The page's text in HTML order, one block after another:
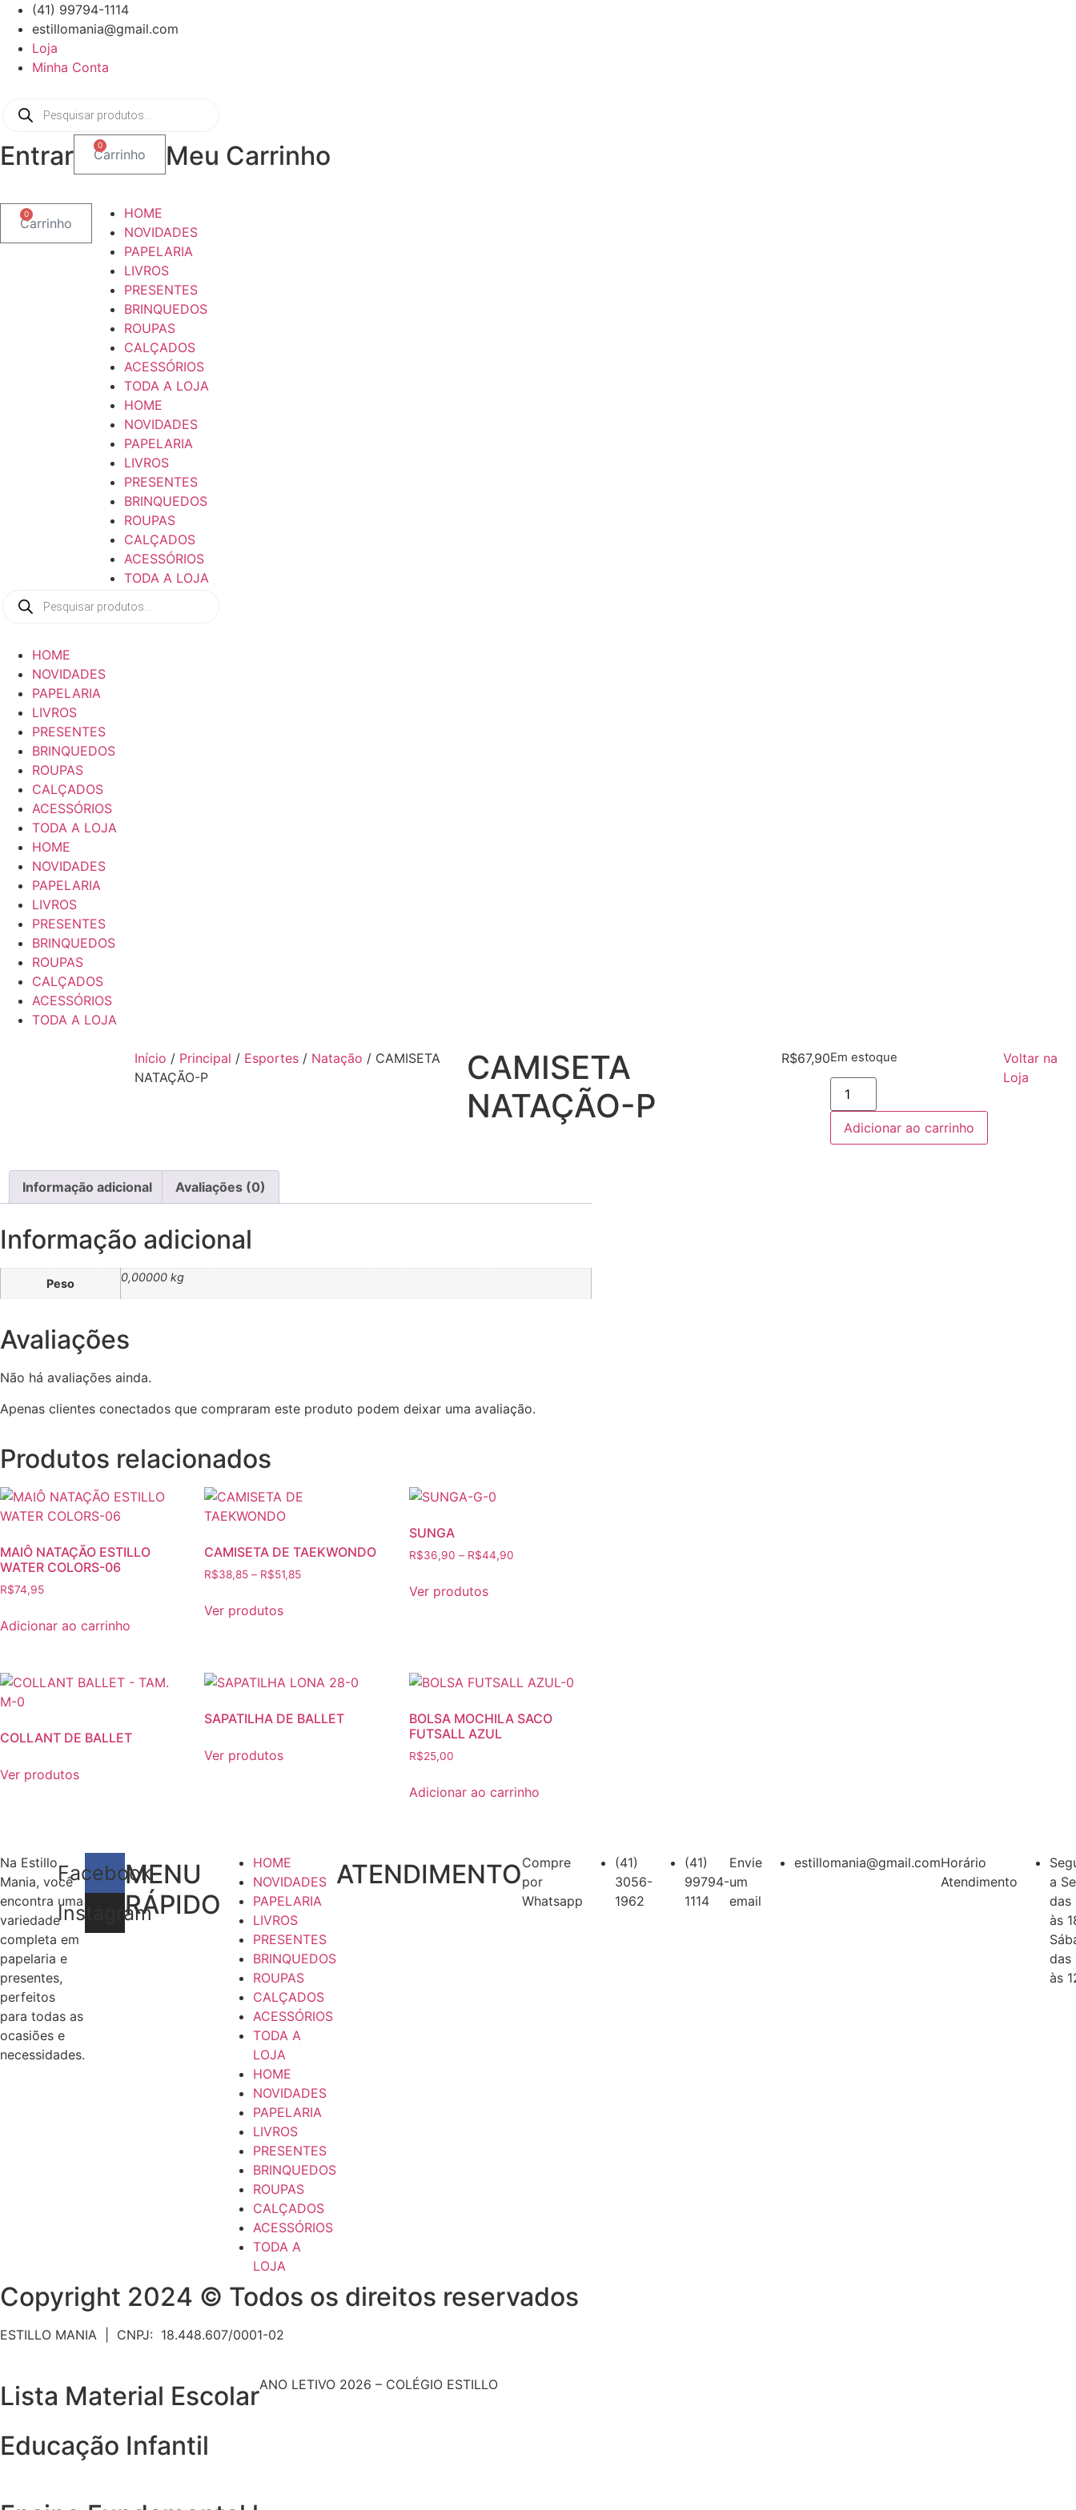
para
conteúdo
(41) 99794-1114
estillomania@gmail.com
Loja
Minha Conta
Pesquisar
produtos
Entrar 0
Carrinho Meu Carrinho
0
Carrinho
HOME
NOVIDADES
PAPELARIA
LIVROS
PRESENTES
BRINQUEDOS
ROUPAS
CALÇADOS
ACESSÓRIOS
TODA A LOJA
HOME
NOVIDADES
PAPELARIA
LIVROS
PRESENTES
BRINQUEDOS
ROUPAS
CALÇADOS
ACESSÓRIOS
TODA A LOJA
Pesquisar
produtos
HOME
NOVIDADES
PAPELARIA
LIVROS
PRESENTES
BRINQUEDOS
ROUPAS
CALÇADOS
ACESSÓRIOS
TODA A LOJA
HOME
NOVIDADES
PAPELARIA
LIVROS
PRESENTES
BRINQUEDOS
ROUPAS
CALÇADOS
ACESSÓRIOS
TODA A LOJA
Início / Principal / Esportes / Natação / CAMISETA
NATAÇÃO-P
CAMISETA
NATAÇÃO-P
R$67,90Em estoque
CAMISETA
NATAÇÃO-
P
quantidade
Adicionar ao carrinho
Voltar na
Loja
Informação adicional Avaliações (0)
Informação adicional
Peso 0,00000 kg
Avaliações
Não há avaliações ainda.
Apenas clientes conectados que compraram este produto podem deixar uma avaliação.
Produtos relacionados
MAIÔ NATAÇÃO ESTILLO
WATER COLORS-06
R$74,95
Adicionar ao carrinho
CAMISETA DE TAEKWONDO
R$38,85 – R$51,85Faixa
Ver produtos
SUNGA
R$36,90 – R$44,90Faixa
Ver produtos
COLLANT DE BALLET
Ver produtos
SAPATILHA DE BALLET
Ver produtos
BOLSA MOCHILA SACO
FUTSALL AZUL
R$25,00
Adicionar ao carrinho
Na Estillo
Mania, você
encontra uma
variedade
completa em
papelaria e
presentes,
perfeitos
para todas as
ocasiões e
necessidades.
Facebook
Instagram
MENU
RÁPIDO
HOME
NOVIDADES
PAPELARIA
LIVROS
PRESENTES
BRINQUEDOS
ROUPAS
CALÇADOS
ACESSÓRIOS
TODA A
LOJA
HOME
NOVIDADES
PAPELARIA
LIVROS
PRESENTES
BRINQUEDOS
ROUPAS
CALÇADOS
ACESSÓRIOS
TODA A
LOJA
ATENDIMENTOCompre
por
Whatsapp
(41)
3056-
1962
(41)
99794-
1114
Envie
um
email
estillomania@gmail.comHorário
Atendimento
a
das
às
das
às
Copyright 2024 © Todos os direitos reservados
ESTILLO MANIA | CNPJ: 18.448.607/0001-02
Lista Material EscolarANO LETIVO 2026 – COLÉGIO ESTILLO
Educação Infantil